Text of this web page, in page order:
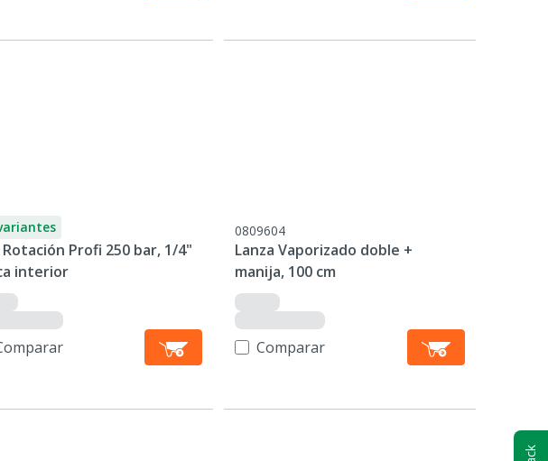
Rotación Profi 250 bar, 1/4"
interior
0809604
Lanza Vaporizado doble +
manija, 100 cm
Comparar